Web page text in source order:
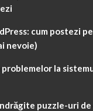
cum postezi
nevoie)
la
puzzle-uri